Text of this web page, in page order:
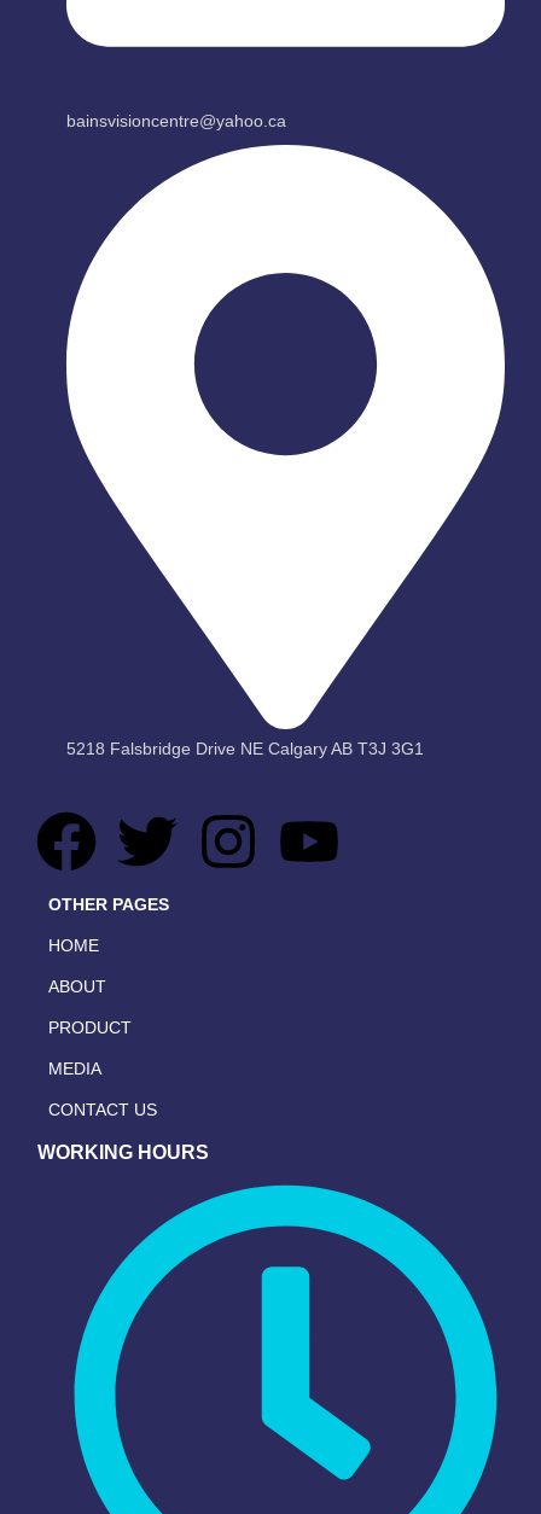
bainsvisioncentre@yahoo.ca
5218 Falsbridge Drive NE Calgary AB T3J 3G1
OTHER PAGES
HOME
ABOUT
PRODUCT
MEDIA
CONTACT US
WORKING HOURS